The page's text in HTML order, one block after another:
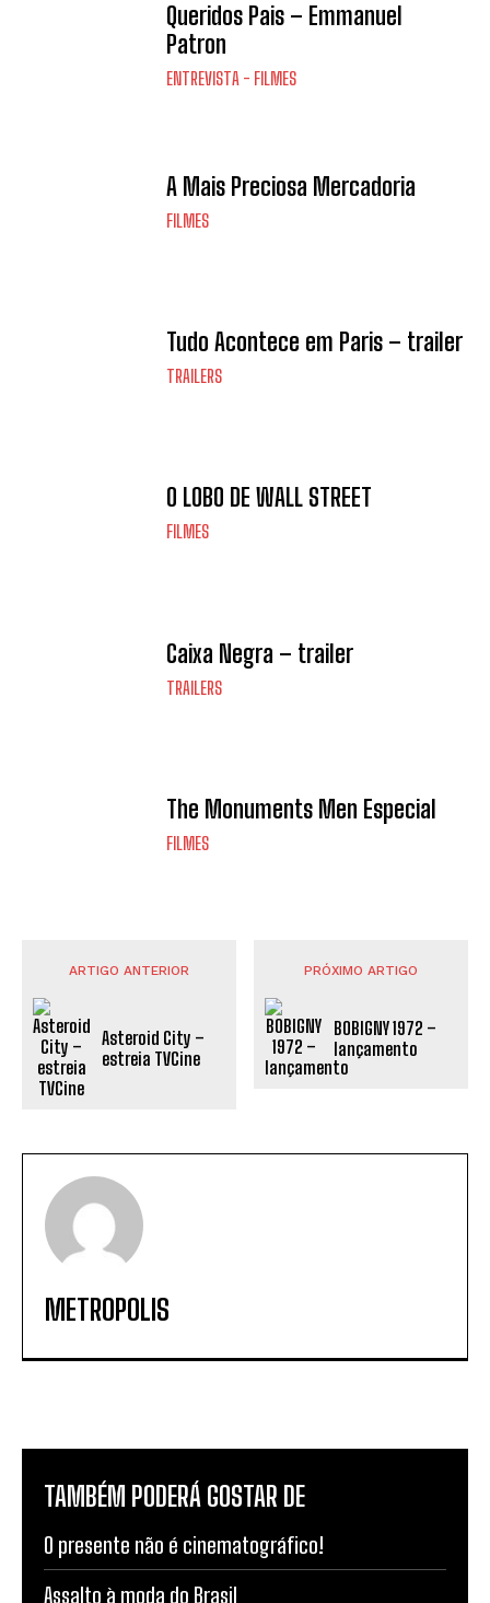
Queridos Pais – Emmanuel
Patron
ENTREVISTA - FILMES
A Mais Preciosa Mercadoria
FILMES
Tudo Acontece em Paris – trailer
TRAILERS
O LOBO DE WALL STREET
FILMES
Caixa Negra – trailer
TRAILERS
The Monuments Men Especial
FILMES
ARTIGO ANTERIOR
Asteroid City –
estreia TVCine
PRÓXIMO ARTIGO
BOBIGNY 1972 –
lançamento
METROPOLIS
TAMBÉM PODERÁ GOSTAR DE
O presente não é cinematográfico!
Assalto à moda do Brasil